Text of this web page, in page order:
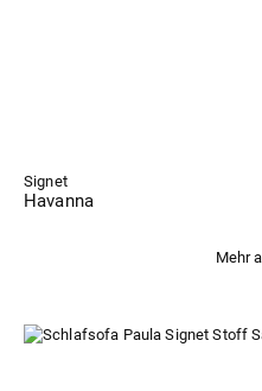
Signet
Havanna
Mehr